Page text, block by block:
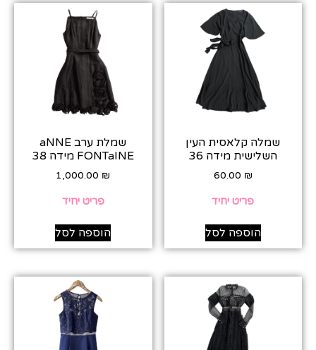
שמלה קלאסית העין
השלישית מידה 36
60.00 ₪
פריט יחיד
הוספה לסל
שמלת ערב aNNE
FONTaINE מידה 38
1,000.00 ₪
פריט יחיד
הוספה לסל